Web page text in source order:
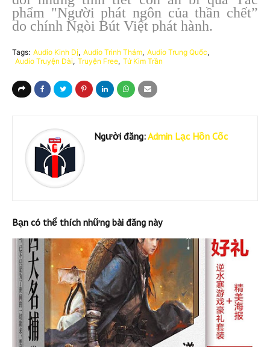
phẩm "Người phát ngôn của thần chết”
do chính Ngòi Bút Việt phát hành.
Tags: Audio Kinh Dị Audio Trinh Thám Audio Trung Quốc
Audio Truyện Dài Truyện Free Tử Kim Trần
Người đăng:Admin Lạc Hồn Cốc
Bạn có thể thích những bài đăng này